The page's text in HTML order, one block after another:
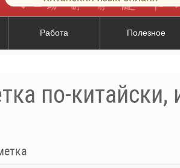
Работа Полезное
по-китайски,